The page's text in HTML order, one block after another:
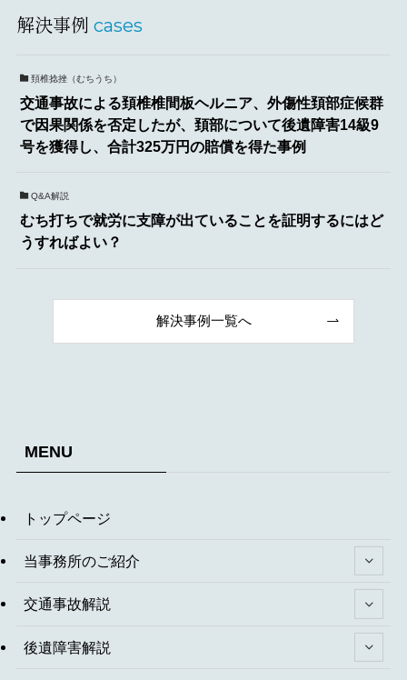
解決事例 cases
頚椎捻挫（むちうち）
交通事故による頚椎椎間板ヘルニア、外傷性頚部症候群
で因果関係を否定したが、頚部について後遺障害14級9
号を獲得し、合計325万円の賠償を得た事例
Q&A解説
むち打ちで就労に支障が出ていることを証明するにはど
うすればよい？
解決事例一覧へ
MENU
トップページ
当事務所のご紹介
交通事故解説
後遺障害解説